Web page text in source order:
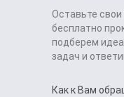
Оставьте
бесплатно
подберем
задач и
Как к Вам